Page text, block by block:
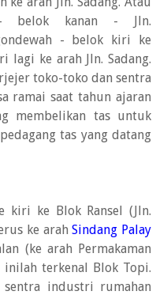
kanan - Jln.
- belok kiri ke
ke arah Jln. Sadang.
toko-toko dan sentra
ramai saat tahun ajaran
membelikan tas untuk
tas yang datang
kiri ke Blok Ransel (Jln.
ke arahSindang Palay
(ke arah Permakaman
terkenal Blok Topi.
sentra industri rumahan